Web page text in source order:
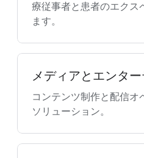
療従事者と患者のエクス
ます。
メディアとエンター
コンテンツ制作と配信オ
ソリューション。